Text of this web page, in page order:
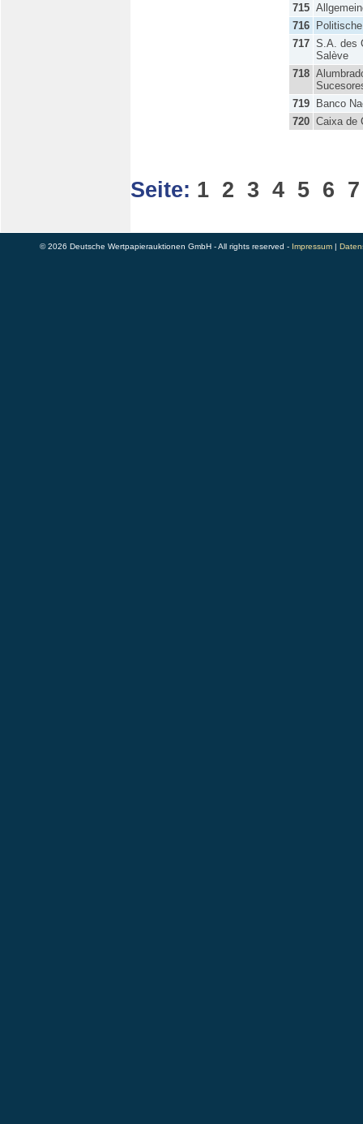
715
716
717 S.A. des
Salève
718
719
Banco
720 Caixa de
Seite: 1 2 3 4 5 6 7
© 2026 Deutsche Wertpapierauktionen GmbH - All rights reserved - Impressum|